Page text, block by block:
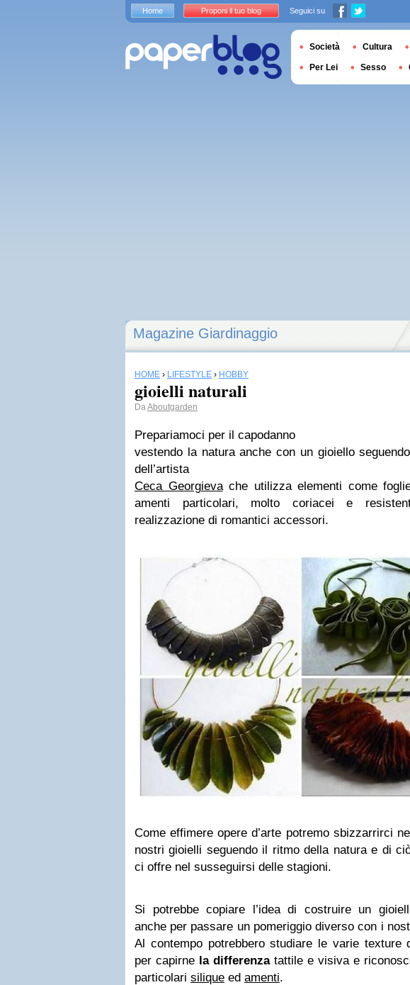
Magazine Giardinaggio
HOME › LIFESTYLE › HOBBY
gioielli naturali
DaAboutgarden
Prepariamoci per il capodanno
vestendo la natura anche con un gioiello
dell’artista
Ceca Georgievache utilizza elementi come
amenti particolari, molto coriacei e
realizzazione di romantici accessori.
Come effimere opere d’arte potremo sbizzarrirci
nostri gioielli seguendo il ritmo della natura e di
ci offre nel susseguirsi delle stagioni.
Si potrebbe copiare l’idea di costruire un
anche per passare un pomeriggio diverso con i
Al contempo potrebbero studiare le varie texture
per capirne la differenzatattile e visiva e
particolari silique ed amenti.
Home Proponi il tuo blog Seguici su
Società Cultura
Per Lei Sesso